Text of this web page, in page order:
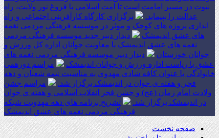
نبوت در مسیر امامت است تا امت اسلامی با فروغ نور ولایت، راه
عدالت را بپیماید.
برگزاری کارگاه کارآفرینی اجتماعی و راه
اندازی پروژه های کوچک و موثر در موسسه فرهنگی مردمی نغمه
های عشق اندیمشک
دیدار دبیر جدید موسسه فرهنگی مردمی
نغمه های عشق اندیمشک با معاونت جوانان اداره کل ورزش و
جوانان خوزستان
دیدار دبیر موسسه فرهنگی مردمی نغمه های
عشق با ریاست اداره ورزش و جوانان اندیمشک
مراسم دورهمی
خانوادگی با عنوان کافه شادی مهدوی به مناسبت نیمه شعبان و دهه
فجر و هفته ی جوان در اندیمشک برگزار شد.
مراسم جشن
ولادت امام زمان (عج) و جشن فجر انقلاب اسلامی و هفته ی جوان
در اندیمشک برگزار شد.
تشریح برنامه های دهه مهدویت شبکه
فرهنگی مردمی نغمه های عشق اندیمشک
صفحه نخست